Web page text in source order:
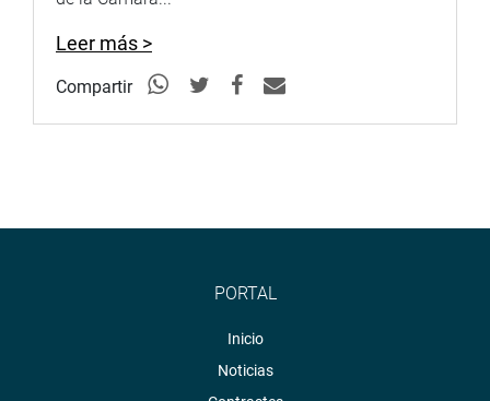
tiempo de anunciar la presentación de proyectos de ley
con ese objetivo para que más estudiantes de pre,
posgrado y estudiantes que egresan de los colegios,
tengan accesibilidad a las becas.
Leer más >
Compartir
PORTAL
Inicio
Noticias